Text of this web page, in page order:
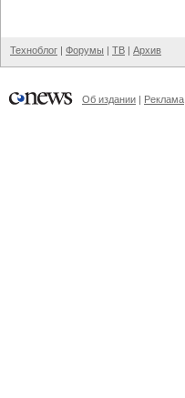
Техноблог | Форумы | ТВ | Архив
Об издании | Реклама